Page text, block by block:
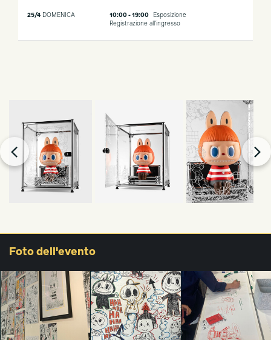
25/4 DOMENICA 10:00 - 19:00
Esposizione
Registrazione all'ingresso
Foto dell'evento